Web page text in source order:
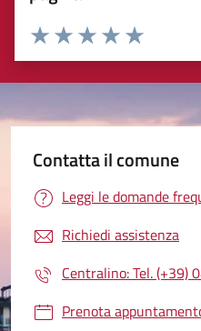
Valuta 5
Valuta 4 stelle
Valuta 3 stelle su 5
Valuta 2 stelle su 5
Valuta 1 stelle su 5
Contatta il comune
Leggi le domande
Richiedi assistenza
Centralino: Tel. (+39)
Prenota